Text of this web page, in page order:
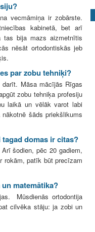
vecmāmiņa ir zobārste.
kabinetā, bet arī
tas bija mazs aizmetnītis
nēsāt ortodontiskās jeb
par zobu tehniķi?
Māsa mācījās Rīgas
zobu tehniķa profesiju
laikā un vēlāk varot labi
šāds priekšlikums
tagad domas ir citas?
šodien, pēc 20 gadiem,
rokām, patīk būt precīzam
matemātika?
Mūsdienās ortodontija
cilvēka stāju: ja zobi un